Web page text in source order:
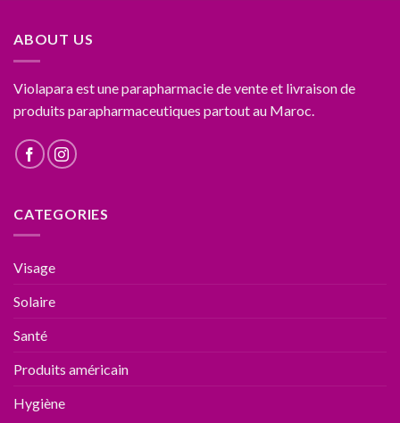
ABOUT US
Violapara est une parapharmacie de vente et livraison de
produits parapharmaceutiques partout au Maroc.
CATEGORIES
Visage
Solaire
Santé
Produits américain
Hygiène